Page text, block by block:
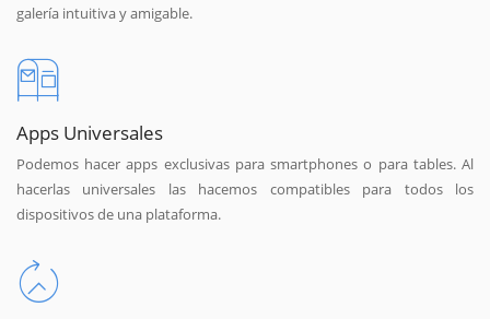
galería intuitiva y amigable.
Apps Universales
Podemos hacer apps exclusivas para smartphones o para tables. Al
hacerlas universales las hacemos compatibles para todos los
dispositivos de una plataforma.